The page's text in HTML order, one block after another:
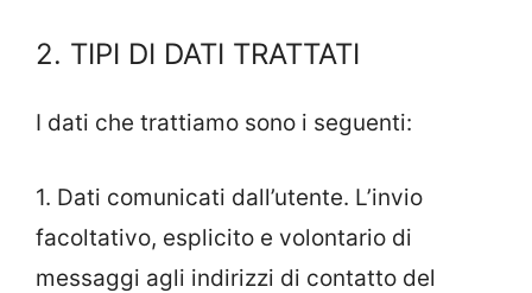
2. TIPI DI DATI TRATTATI
I dati che trattiamo sono i seguenti:
1. Dati comunicati dall’utente. L’invio
facoltativo, esplicito e volontario di
messaggi agli indirizzi di contatto del